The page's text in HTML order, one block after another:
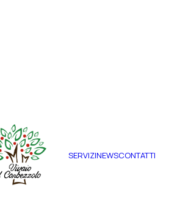
SERVIZINEWSCONTATTI